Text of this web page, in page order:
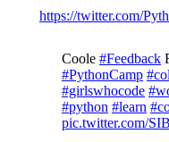
https://twitter.com/
Coole #Feedback
#PythonCamp
#girlswhocode
#python #learn
pic.twitter.com/